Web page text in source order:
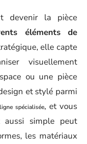
devenir la pièce
éléments de
elle capte
visuellement
ou une pièce
et stylé parmi
spécialisée, et vous
aussi simple peut
les matériaux